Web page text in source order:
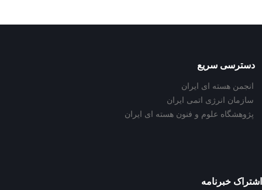
دسترسی سریع
انجمن هسته ای ایران
سازمان انرژی اتمی ایران
پژوهشگاه علوم و فنون هسته ای ایران
اشتراک خبرنامه